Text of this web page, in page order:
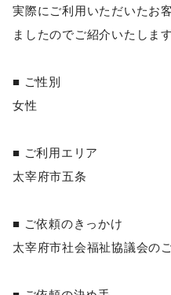
実際にご利用いただいたお
ましたのでご紹介いたします
■ ご性別
女性
■ ご利用エリア
太宰府市五条
■ ご依頼のきっかけ
太宰府市社会福祉協議会の